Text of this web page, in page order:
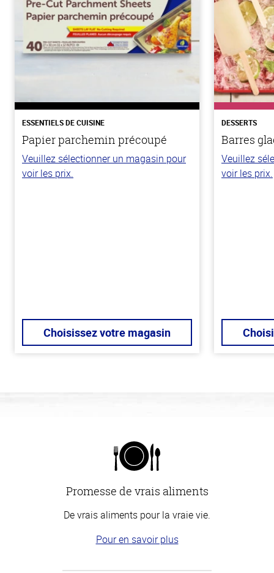
ESSENTIELS DE CUISINE
Papier parchemin précoupé
Veuillez sélectionner un magasin pour
voir les prix.
Choisissez votre magasin
DESSERTS
Barres
Veuillez
voir les prix.
Promesse de vrais aliments
De vrais aliments pour la vraie vie.
Pour en savoir plus